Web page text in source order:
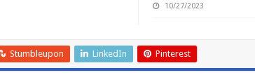
10/27/2023
Stumbleupon LinkedIn Pinterest